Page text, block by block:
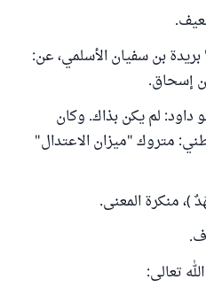
‌بن سفيان الأسلمي، عن:
إسحاق.
داود: لم يكن بذاك. وكان
متروك "ميزان الاعتدال"
منكرة المعنى.
تعالى: